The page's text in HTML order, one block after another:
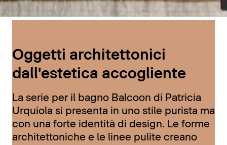
Oggetti architettonici
dall'estetica accogliente
La serie per il bagno Balcoon di Patricia
Urquiola si presenta in uno stile purista ma
con una forte identità di design. Le forme
architettoniche e le linee pulite creano